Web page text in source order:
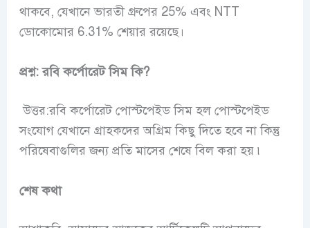
থাকবে, যেখানে ভারতী গ্রুপের 25% এবং NTT
ডোকোমোর 6.31% শেয়ার রয়েছে।
প্রশ্ন: রবিকর্পোরেট সিম কি?
উত্তর:রবিকর্পোরেট পোস্টপেইড সিম হলপোস্টপেইড
সংযোগ যেখানে গ্রাহকদের অগ্রিম কিছু দিতে হবে না কিন্তু
পরিষেবাগুলির জন্য প্রতি মাসের শেষে বিল করা হয় ৷
শেষ কথা